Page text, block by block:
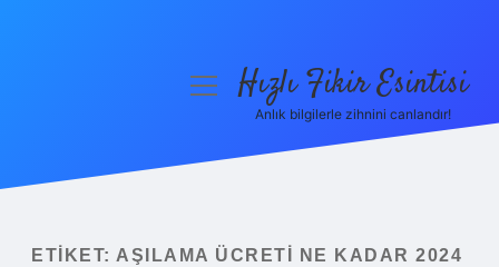
Yasal Uyarı
menüyüHızlı Fikir Esintisi
Anlık bilgilerle zihnini canlandır!
ETIKET: AŞILAMA ÜCRETI NE KADAR 2024